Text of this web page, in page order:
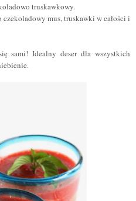
truskawkowy.
mus, truskawki w całości i
sami! Idealny deser dla wszystkich